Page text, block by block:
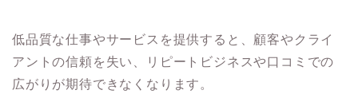
低品質な仕事やサービスを提供すると、顧客やクライ
アントの信頼を失い、リピートビジネスや口コミでの
広がりが期待できなくなります。